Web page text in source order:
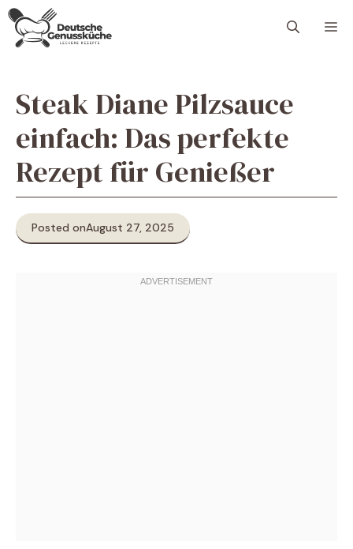
Skip
content
Steak Diane Pilzsauce
einfach: Das perfekte
Rezept für Genießer
Posted onAugust 27, 2025